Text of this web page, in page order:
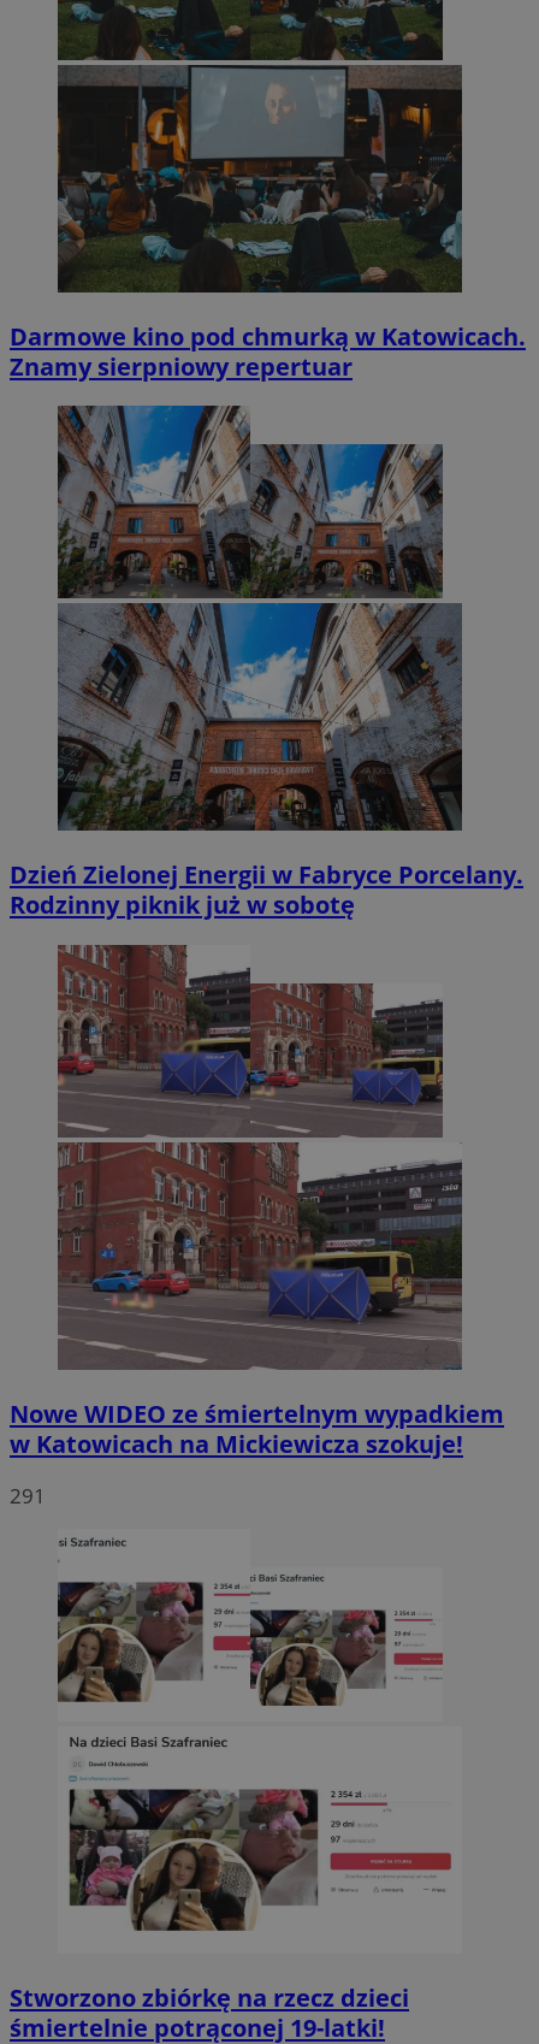
Darmowe kino pod chmurką w Katowicach.
Znamy sierpniowy repertuar
Dzień Zielonej Energii w Fabryce Porcelany.
Rodzinny piknik już w sobotę
Nowe WIDEO ze śmiertelnym wypadkiem
w Katowicach na Mickiewicza szokuje!
291
Stworzono zbiórkę na rzecz dzieci
śmiertelnie potrąconej 19-latki!